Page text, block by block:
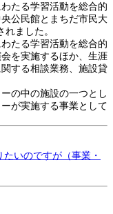
たる学習活動を総合的
公民館とまちだ市民大
ました。
たる学習活動を総合的
を実施するほか、生涯
する相談業務、施設貸
の中の施設の一つとし
が実施する事業として
いのですが（事業・